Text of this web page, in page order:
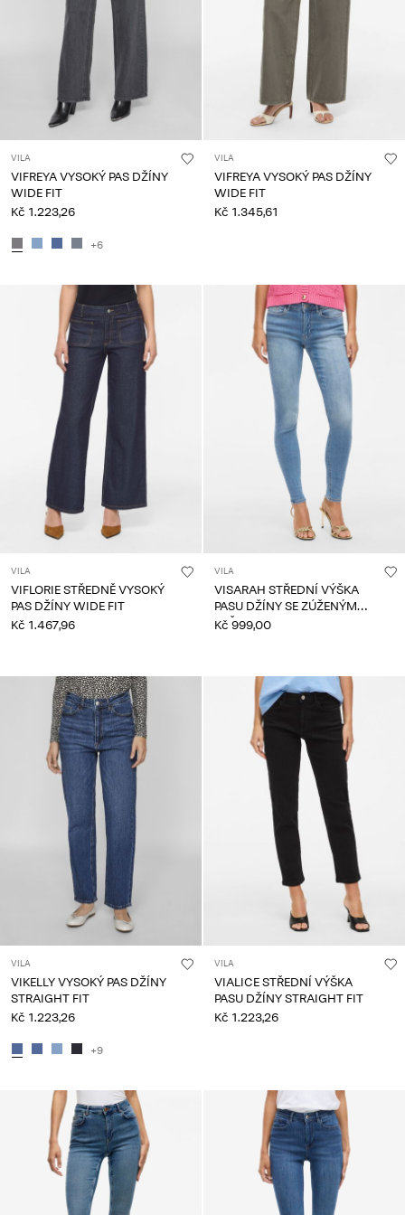
VILA
VIFREYA VYSOKÝ PAS DŽÍNY
WIDE FIT
Kč 1.223,26
+6
VILA
VIFREYA VYSOKÝ PAS DŽÍNY
WIDE FIT
Kč 1.345,61
VILA
VIFLORIE STŘEDNĚ VYSOKÝ
PAS DŽÍNY WIDE FIT
Kč 1.467,96
VILA
VISARAH STŘEDNÍ VÝŠKA
PASU DŽÍNY SE ZÚŽENÝM
STŘIHEM
Kč 999,00
VILA
VIKELLY VYSOKÝ PAS DŽÍNY
STRAIGHT FIT
Kč 1.223,26
+9
VILA
VIALICE STŘEDNÍ VÝŠKA
PASU DŽÍNY STRAIGHT FIT
Kč 1.223,26